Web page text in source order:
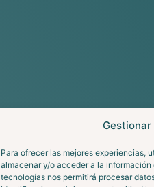
Para ofrecer las mejores experiencias,
almacenar y/o acceder a la
tecnologías nos permitirá procesar